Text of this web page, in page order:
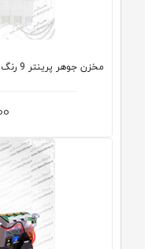
مخزن جوهر پرینتر 9 رنگ Epson R3000